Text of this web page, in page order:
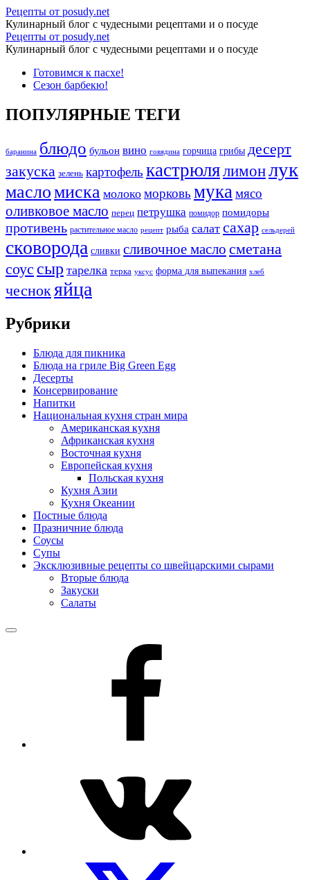
Архивы
Блюда
для
пикника
Рецепты
от
posudy.net
Рецепты от posudy.net
Кулинарный блог с чудесными рецептами и о посуде
Архивы
Блюда
для
пикника
-
от
posudy.net
Рецепты от posudy.net
Кулинарный блог с чудесными рецептами и о посуде
ПерейтиГотовимся к пасхе!
Сезон барбекю!
ПОПУЛЯРНЫЕ ТЕГИ
баранина блюдо бульон вино говядина горчица грибы десерт
закуска зелень картофель кастрюлялимонлук
масломиска молоко морковь мука мясо
оливковое масло перец петрушка помидор помидоры
противень растительное масло рецепт рыба салат сахар сельдерей
сковорода сливки сливочное масло сметана
соус сыр тарелка терка уксус форма для выпекания хлеб
чеснок яйца
Рубрики
Блюда для пикника
Блюда на гриле Big Green Egg
Десерты
Консервирование
Напитки
Национальная кухня стран мира
Американская кухня
Африканская кухня
Восточная кухня
Европейская кухня
Польская кухня
Кухня Азии
Кухня Океании
Постные блюда
Празничние блюда
Соусы
Супы
Эксклюзивные рецепты со швейцарскими сырами
Вторые блюда
Закуски
Салаты
Меню